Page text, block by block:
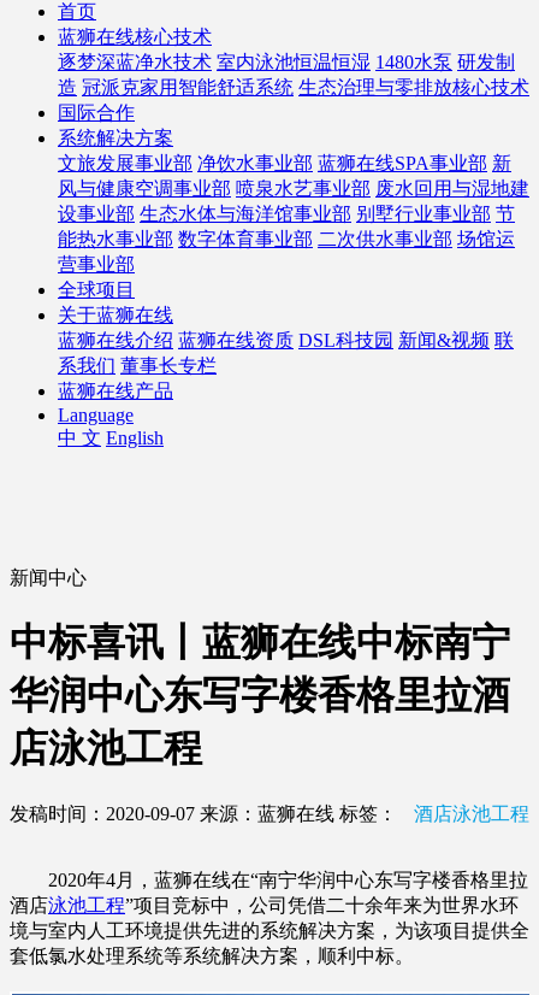
首页
蓝狮在线核心技术
逐梦深蓝净水技术 室内泳池恒温恒湿 1480水泵 研发制
造 冠派克家用智能舒适系统 生态治理与零排放核心技术
国际合作
系统解决方案
文旅发展事业部 净饮水事业部 蓝狮在线SPA事业部 新
风与健康空调事业部 喷泉水艺事业部 废水回用与湿地建
设事业部 生态水体与海洋馆事业部 别墅行业事业部 节
能热水事业部 数字体育事业部 二次供水事业部 场馆运
营事业部
全球项目
关于蓝狮在线
蓝狮在线介绍 蓝狮在线资质 DSL科技园 新闻&视频 联
系我们 董事长专栏
蓝狮在线产品
Language
中 文 English
新闻中心
中标喜讯丨蓝狮在线中标南宁
华润中心东写字楼香格里拉酒
店泳池工程
发稿时间：2020-09-07 来源：蓝狮在线 标签： 酒店泳池工程
2020年4月，蓝狮在线在“南宁华润中心东写字楼香格里拉
酒店泳池工程”项目竞标中，公司凭借二十余年来为世界水环
境与室内人工环境提供先进的系统解决方案，为该项目提供全
套低氯水处理系统等系统解决方案，顺利中标。